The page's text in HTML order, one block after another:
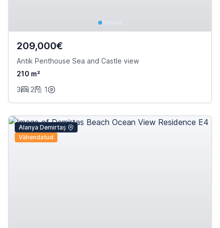
209,000€
Antik Penthouse Sea and Castle view
210 m²
3
2 1
Alanya Demirtaş
Vähendatud